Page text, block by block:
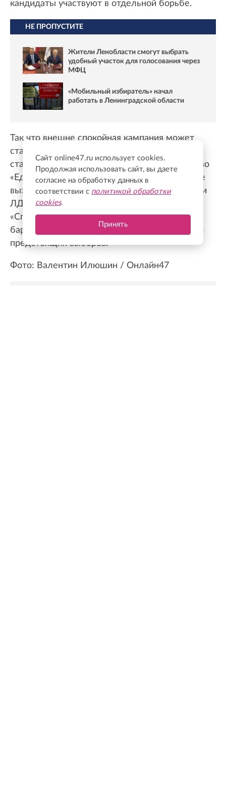
кандидаты участвуют в отдельной борьбе.
НЕ ПРОПУСТИТЕ
Жители Ленобласти смогут выбрать
удобный участок для голосования через
МФЦ
«Мобильный избиратель» начал
работать в Ленинградской области
Так что внешне спокойная кампания может
стать значительно напряженнее уже после
старта полноценной агитации. Если лидерство
«Единой России», по оценке эксперта, пока не
вызывает вопросов, то соперничество КПРФ и
ЛДПР за вторую позицию, а также борьба
«Справедливой России» за прохождение
барьера способны стать главными сюжетами
предстоящих выборов.
Фото: Валентин Илюшин / Онлайн47
Сайт online47.ru использует cookies.
Продолжая использовать сайт, вы даете
согласие на обработку данных в
соответствии с политикой обработки
cookies.
Принять